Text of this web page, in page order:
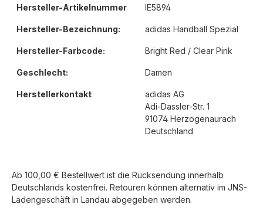
Hersteller-Artikelnummer IE5894
Hersteller-Bezeichnung: adidas Handball Spezial
Hersteller-Farbcode: Bright Red / Clear Pink
Geschlecht: Damen
Herstellerkontakt
adidas AG
Adi-Dassler-Str. 1
91074 Herzogenaurach
Deutschland
Ab 100,00 € Bestellwert ist die Rücksendung innerhalb
Deutschlands kostenfrei. Retouren können alternativ im JNS-
Ladengeschäft in Landau abgegeben werden.